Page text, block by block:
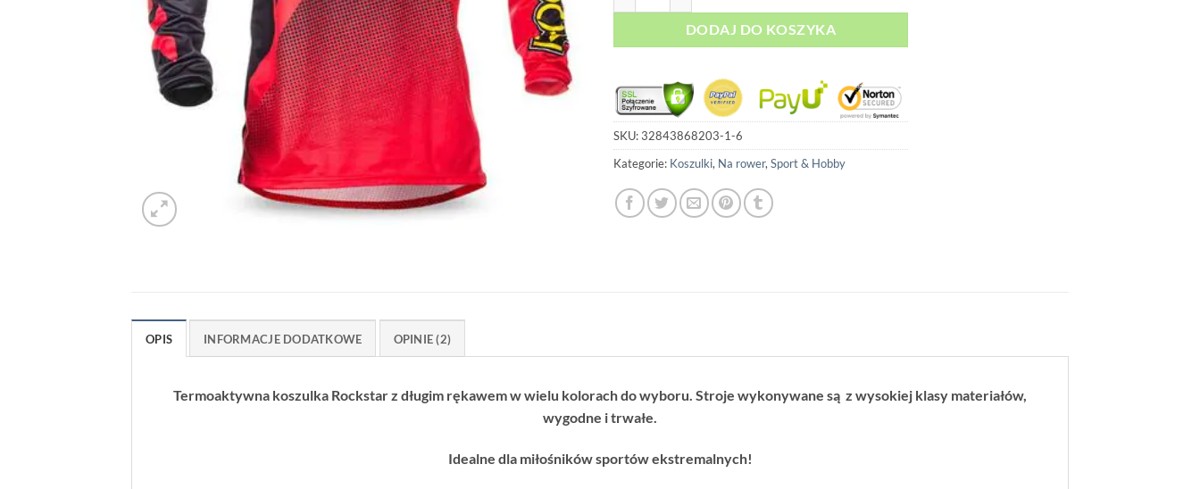
DODAJ DO KOSZYKA
SKU:32843868203-1-6
Kategorie: Koszulki, Na rower, Sport & Hobby
OPIS INFORMACJE DODATKOWE OPINIE (2)
Termoaktywna koszulka Rockstar z długim rękawem w wielu kolorach do wyboru. Stroje wykonywane są z wysokiej klasy materiałów,
wygodne i trwałe.
Idealne dla miłośników sportów ekstremalnych!